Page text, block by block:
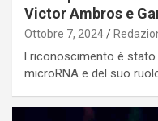
Victor Ambros e
Ottobre 7, 2024
l riconoscimento è
microRNA e del suo